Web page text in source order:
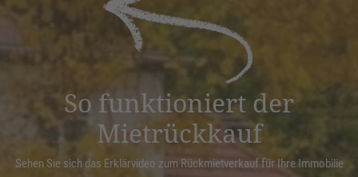
Management Platform
So funktioniert der
Mietrückkauf
Sehen Sie sich das Erklärvideo zum Rückmietverkauf für Ihre Immobilie